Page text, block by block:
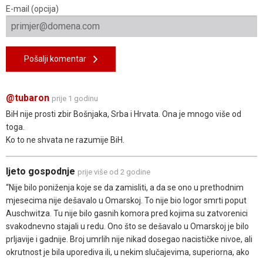
E-mail (opcija)
Pošalji komentar
@tubaron prije 1 godinu
BiH nije prosti zbir Bošnjaka, Srba i Hrvata. Ona je mnogo više od
toga.
Ko to ne shvata ne razumije BiH.
ljeto gospodnje prije više od 2 godine
“Nije bilo poniženja koje se da zamisliti, a da se ono u prethodnim
mjesecima nije dešavalo u Omarskoj. To nije bio logor smrti poput
Auschwitza. Tu nije bilo gasnih komora pred kojima su zatvorenici
svakodnevno stajali u redu. Ono što se dešavalo u Omarskoj je bilo
prljavije i gadnije. Broj umrlih nije nikad dosegao nacističke nivoe, ali
okrutnost je bila uporediva ili, u nekim slučajevima, superiorna, ako